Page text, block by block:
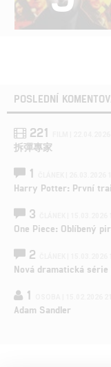
POSLEDNÍ
221
拆彈專家
1
Harry Potter: První
3
One Piece: Oblíbený
2
Nová dramatická
1
Adam Sandler